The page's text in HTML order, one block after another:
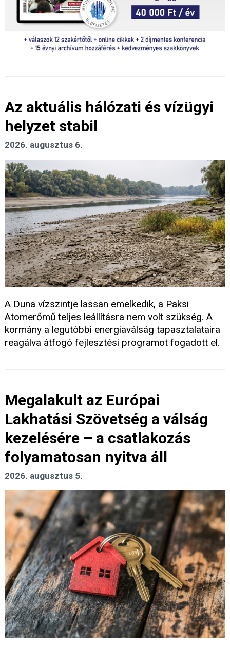
Az aktuális hálózati és vízügyi
helyzet stabil
2026. augusztus 6.
A Duna vízszintje lassan emelkedik, a Paksi
Atomerőmű teljes leállításra nem volt szükség. A
kormány a legutóbbi energiaválság tapasztalataira
reagálva átfogó fejlesztési programot fogadott el.
Megalakult az Európai
Lakhatási Szövetség a válság
kezelésére – a csatlakozás
folyamatosan nyitva áll
2026. augusztus 5.